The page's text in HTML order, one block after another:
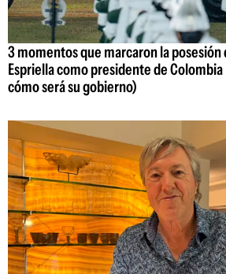
3 momentos que marcaron la posesión
Espriella como presidente de
cómo será su gobierno)